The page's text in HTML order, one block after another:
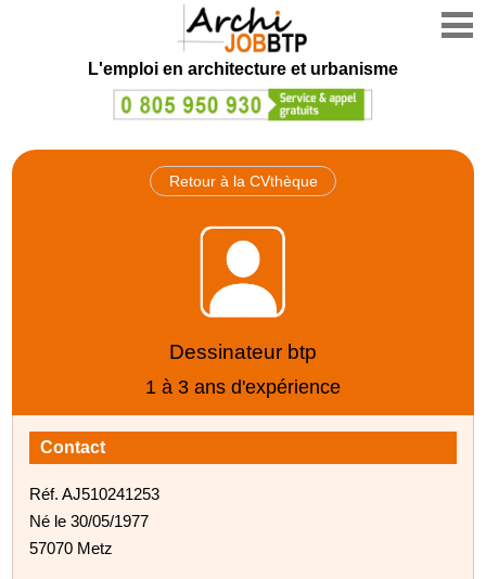
L'emploi en architecture et urbanisme
Retour à la CVthèque
Dessinateur btp
1 à 3 ans d'expérience
Contact
Réf. AJ510241253
Né le 30/05/1977
57070 Metz